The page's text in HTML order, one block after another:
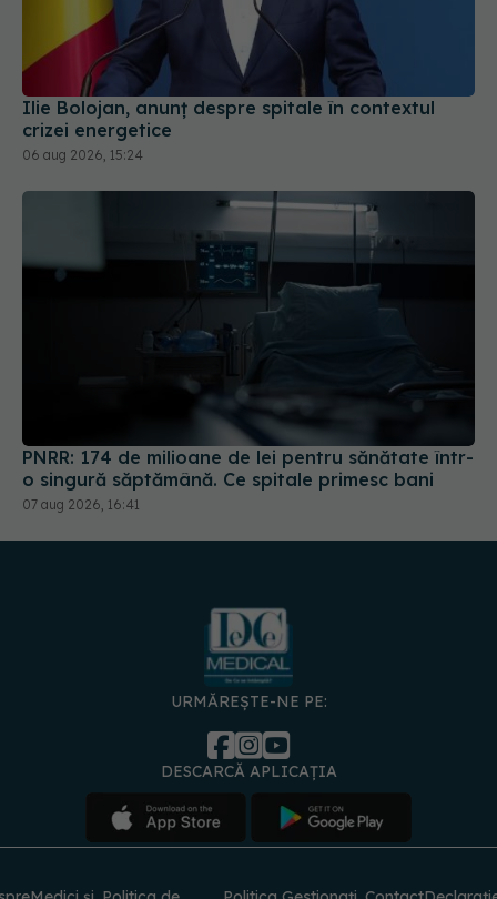
Ilie Bolojan, anunț despre spitale în contextul
crizei energetice
06 aug 2026, 15:24
PNRR: 174 de milioane de lei pentru sănătate într-
o singură săptămână. Ce spitale primesc bani
07 aug 2026, 16:41
URMĂREȘTE-NE PE:
DESCARCĂ APLICAȚIA